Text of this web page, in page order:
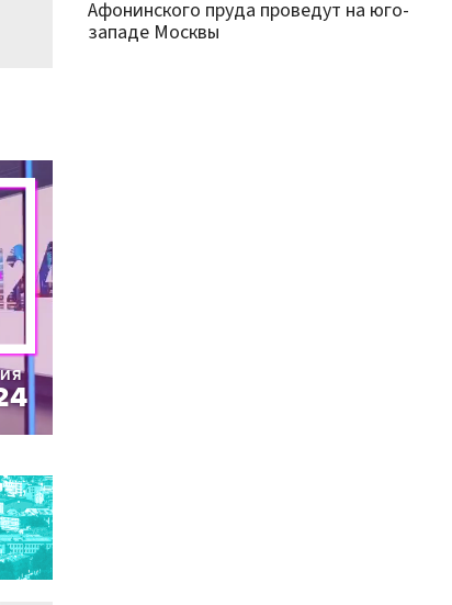
Афонинского пруда проведут на юго-
западе Москвы